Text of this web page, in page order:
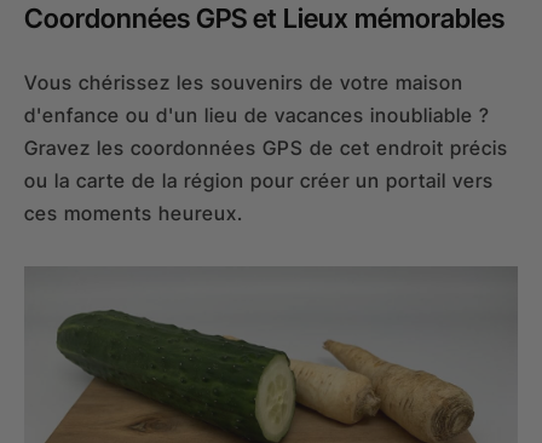
Coordonnées GPS et Lieux mémorables
Vous chérissez les souvenirs de votre maison
d'enfance ou d'un lieu de vacances inoubliable ?
Gravez les coordonnées GPS de cet endroit précis
ou la carte de la région pour créer un portail vers
ces moments heureux.